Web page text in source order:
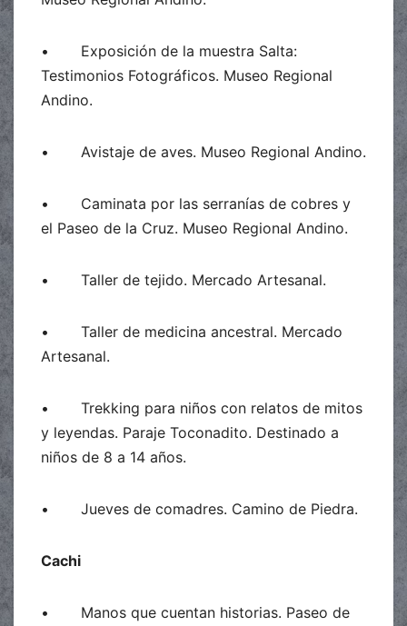
• Exposición de la muestra Salta:
Testimonios Fotográficos. Museo Regional
Andino.
• Avistaje de aves. Museo Regional Andino.
• Caminata por las serranías de cobres y
el Paseo de la Cruz. Museo Regional Andino.
• Taller de tejido. Mercado Artesanal.
• Taller de medicina ancestral. Mercado
Artesanal.
• Trekking para niños con relatos de mitos
y leyendas. Paraje Toconadito. Destinado a
niños de 8 a 14 años.
• Jueves de comadres. Camino de Piedra.
Cachi
• Manos que cuentan historias. Paseo de